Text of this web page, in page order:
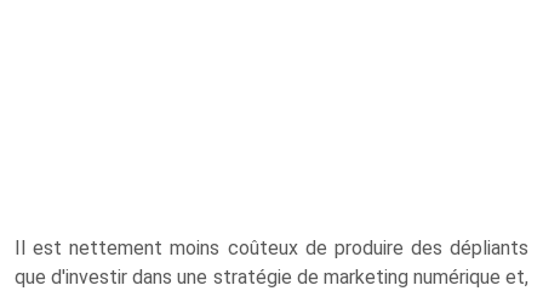
Il est nettement moins coûteux de produire des dépliants
que d'investir dans une stratégie de marketing numérique et,